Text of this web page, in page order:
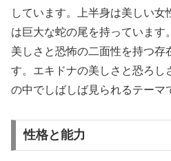
しています。上半身は美しい女
は巨大な蛇の尾を持っています
美しさと恐怖の二面性を持つ存
す。エキドナの美しさと恐ろし
の中でしばしば見られるテーマ
性格と能力